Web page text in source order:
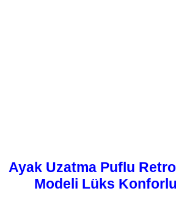
Ayak Uzatma Puflu
Modeli Lüks